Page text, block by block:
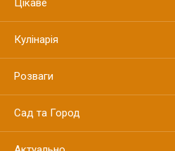
Цікаве
Кулінарія
Розваги
Сад та Город